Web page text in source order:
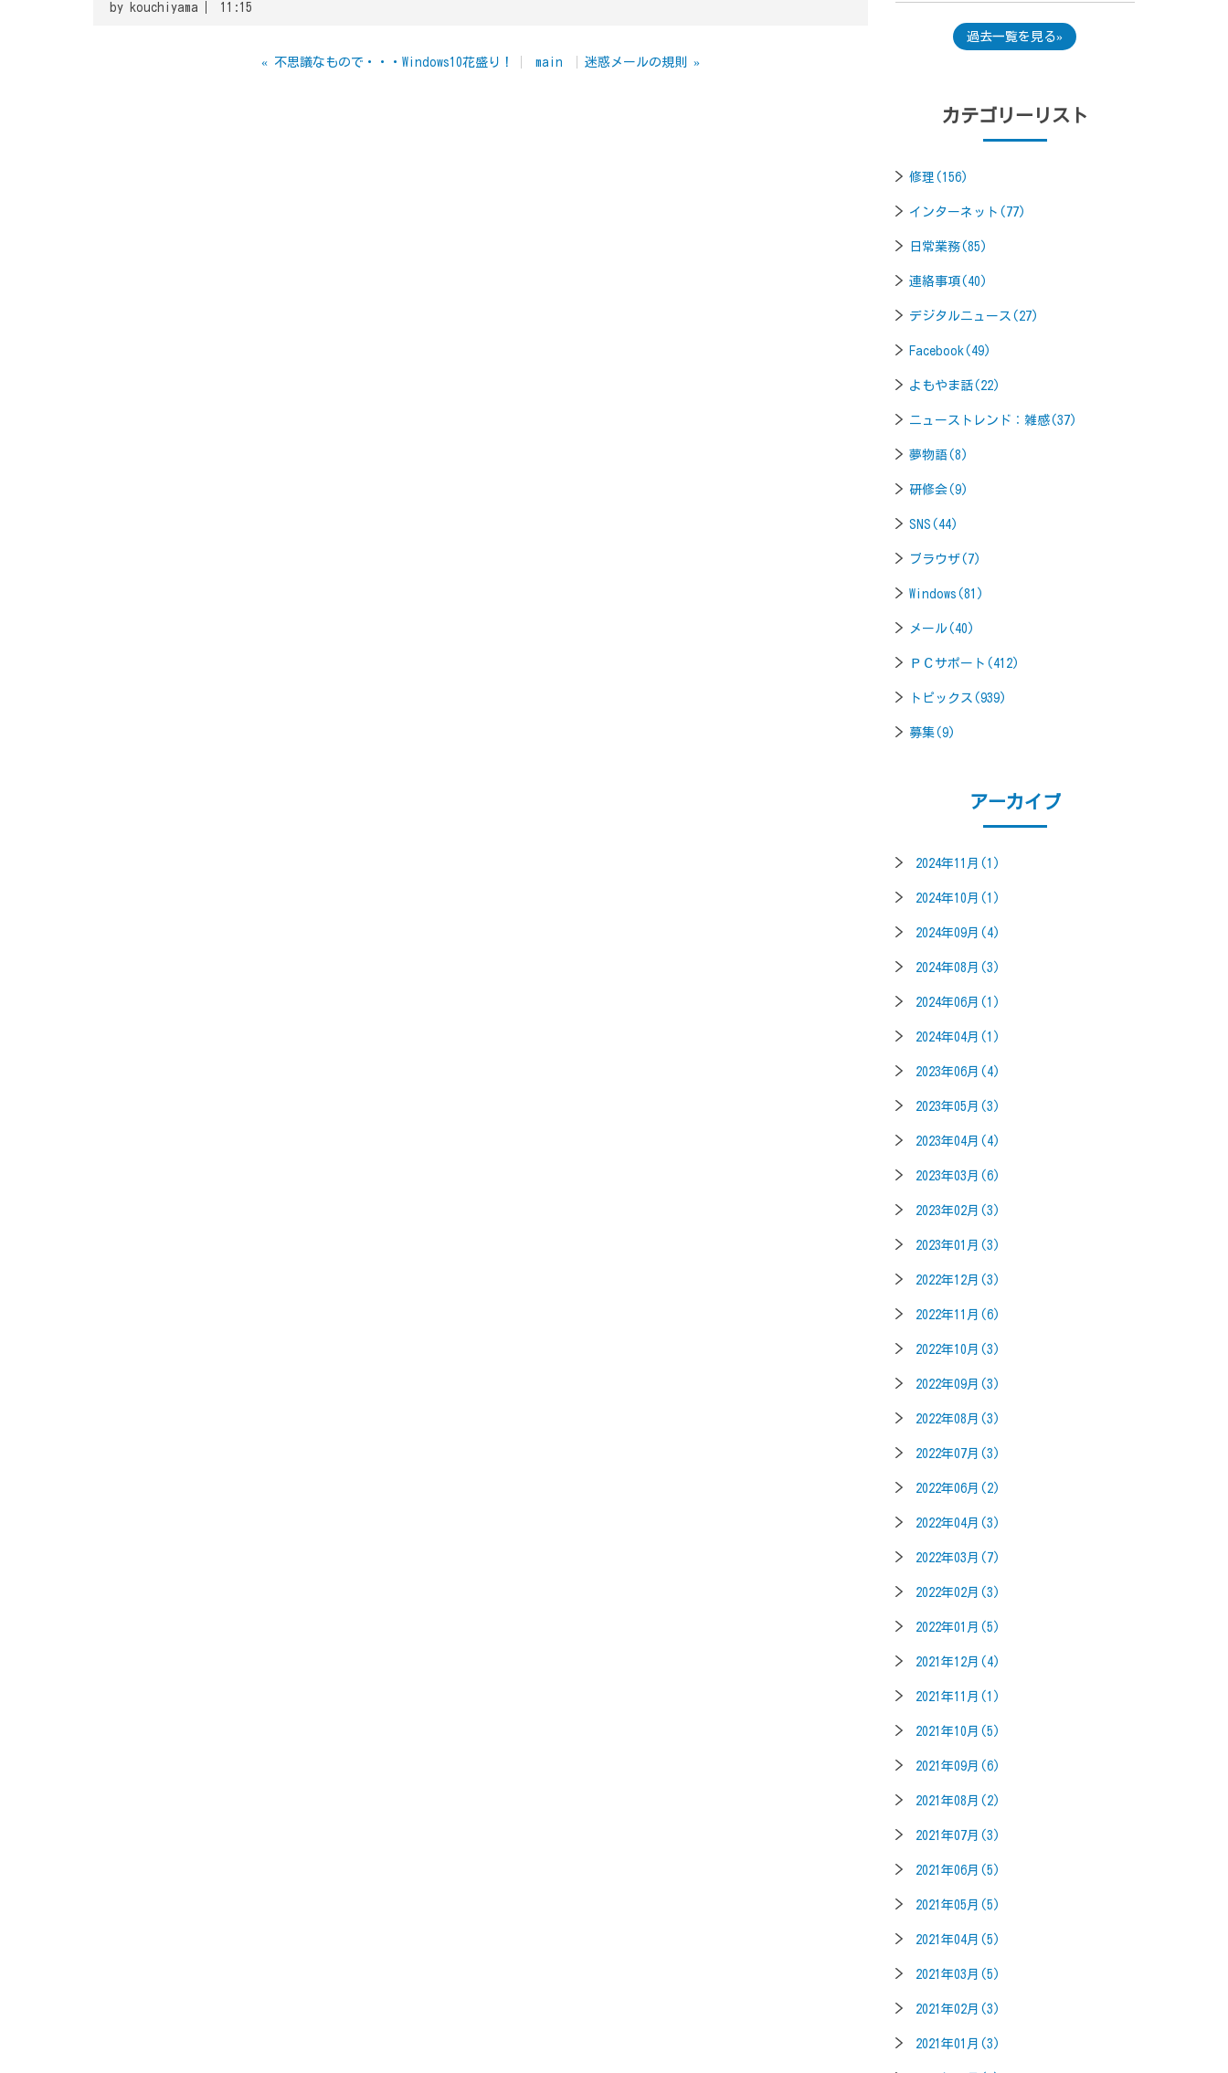
by kouchiyama 11:15
« 不思議なもので・・・Windows10花盛り！ main 迷惑メールの規則 »
過去一覧を見る
カテゴリーリスト
修理(156)
インターネット(77)
日常業務(85)
連絡事項(40)
デジタルニュース(27)
Facebook(49)
よもやま話(22)
ニューストレンド：雑感(37)
夢物語(8)
研修会(9)
SNS(44)
ブラウザ(7)
Windows(81)
メール(40)
ＰＣサポート(412)
トピックス(939)
募集(9)
アーカイブ
2024年11月(1)
2024年10月(1)
2024年09月(4)
2024年08月(3)
2024年06月(1)
2024年04月(1)
2023年06月(4)
2023年05月(3)
2023年04月(4)
2023年03月(6)
2023年02月(3)
2023年01月(3)
2022年12月(3)
2022年11月(6)
2022年10月(3)
2022年09月(3)
2022年08月(3)
2022年07月(3)
2022年06月(2)
2022年04月(3)
2022年03月(7)
2022年02月(3)
2022年01月(5)
2021年12月(4)
2021年11月(1)
2021年10月(5)
2021年09月(6)
2021年08月(2)
2021年07月(3)
2021年06月(5)
2021年05月(5)
2021年04月(5)
2021年03月(5)
2021年02月(3)
2021年01月(3)